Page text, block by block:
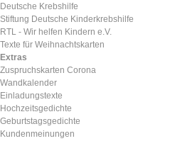
Deutsche Krebshilfe
Stiftung Deutsche Kinderkrebshilfe
RTL - Wir helfen Kindern e.V.
Texte für Weihnachtskarten
Extras
Zuspruchskarten Corona
Wandkalender
Einladungstexte
Hochzeitsgedichte
Geburtstagsgedichte
Kundenmeinungen